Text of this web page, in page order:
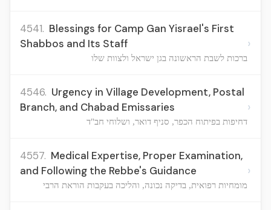
4541. Blessings for Camp Gan Yisrael's First
Shabbos and Its Staff
ברכות לשבת הראשונה בגן ישראל ולצוות שלו
›
4546. Urgency in Village Development, Postal
Branch, and Chabad Emissaries
דחיפות בפיתוח הכפר, סניף דואר, ושלוחי חב"ד
›
4557. Medical Expertise, Proper Examination,
and Following the Rebbe's Guidance
מומחיות רפואית, בדיקה נכונה, והליכה בעקבות הוראת הרבי
›